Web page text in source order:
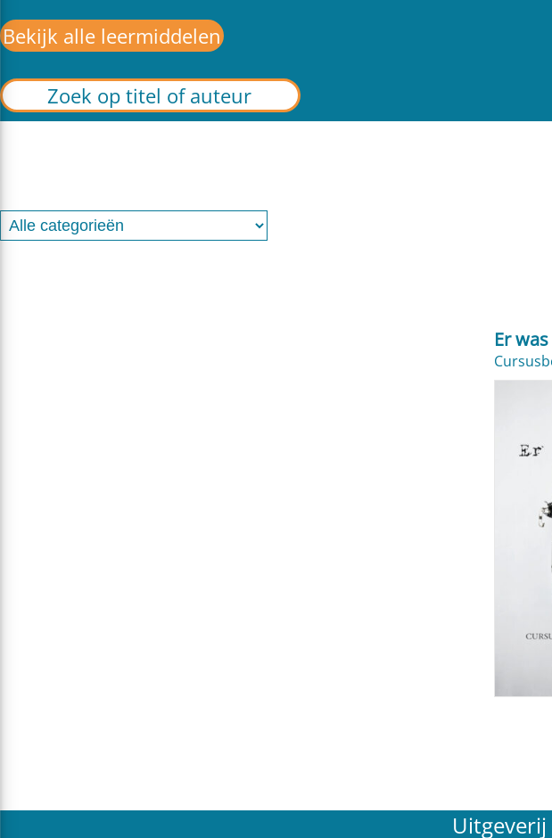
Bekijk alle leermiddelen
Er